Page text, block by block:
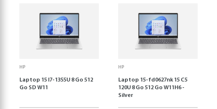
HP
Laptop 15 I7-1355U 8 Go 512
Go SD W11
HP
Laptop 15-fd0627nk 15 C5
120U 8 Go 512 Go W11H6 -
Silver